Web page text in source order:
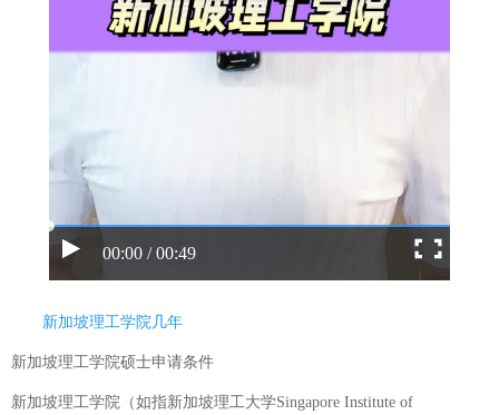
00:00 / 00:49
新加坡理工学院几年
新加坡理工学院硕士申请条件
新加坡理工学院（如指新加坡理工大学Singapore Institute of